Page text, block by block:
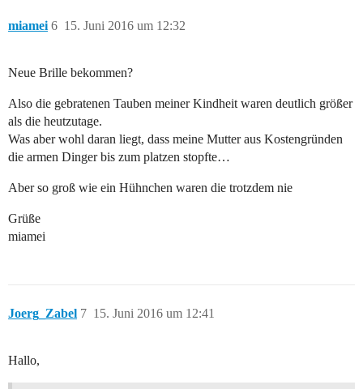
miamei 15. Juni 2016 um 12:32
6
Neue Brille bekommen?
Also die gebratenen Tauben meiner Kindheit waren deutlich größer
als die heutzutage.
Was aber wohl daran liegt, dass meine Mutter aus Kostengründen
die armen Dinger bis zum platzen stopfte…
Aber so groß wie ein Hühnchen waren die trotzdem nie
Grüße
miamei
Joerg_Zabel 15. Juni 2016 um 12:41
7
Hallo,